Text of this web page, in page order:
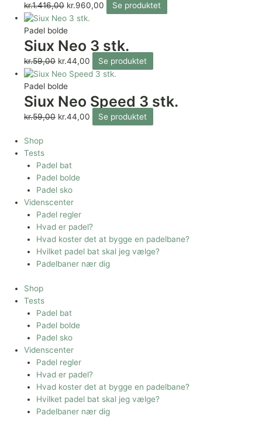
kr.1.416,00 kr.960,00 Se produktet
Padel bolde
Siux Neo 3 stk.
kr.59,00 kr.44,00 Se produktet
Padel bolde
Siux Neo Speed 3 stk.
kr.59,00 kr.44,00 Se produktet
Shop
Tests
Padel bat
Padel bolde
Padel sko
Videnscenter
Padel regler
Hvad er padel?
Hvad koster det at bygge en padelbane?
Hvilket padel bat skal jeg vælge?
Padelbaner nær dig
Shop
Tests
Padel bat
Padel bolde
Padel sko
Videnscenter
Padel regler
Hvad er padel?
Hvad koster det at bygge en padelbane?
Hvilket padel bat skal jeg vælge?
Padelbaner nær dig